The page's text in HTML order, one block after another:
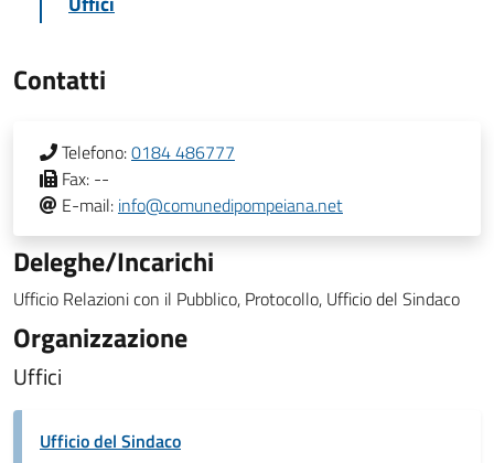
Contatti
Telefono:0184 486777
Fax: --
E-mail: info@comunedipompeiana.net
Deleghe/Incarichi
Ufficio Relazioni con il Pubblico, Protocollo, Ufficio del Sindaco
Organizzazione
Uffici
Ufficio del Sindaco